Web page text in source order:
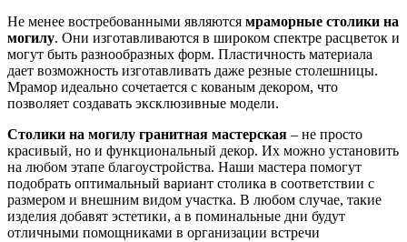
Не менее востребованными являются мраморные столики на
могилу. Они изготавливаются в широком спектре расцветок и
могут быть разнообразных форм. Пластичность материала
дает возможность изготавливать даже резные столешницы.
Мрамор идеально сочетается с кованым декором, что
позволяет создавать эксклюзивные модели.
Столики на могилу гранитная мастерская – не просто
красивый, но и функциональный декор. Их можно установить
на любом этапе благоустройства. Наши мастера помогут
подобрать оптимальный вариант столика в соответствии с
размером и внешним видом участка. В любом случае, такие
изделия добавят эстетики, а в поминальные дни будут
отличными помощниками в организации встречи